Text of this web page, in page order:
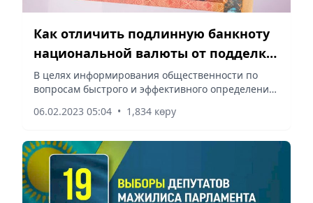
Как отличить подлинную банкноту
национальной валюты от подделки
– рекомендации Нацбанка РК
В целях информирования общественности по
вопросам быстрого и эффективного определения
тенге Нацбанком РК изготовлены обучающие
06.02.2023 05:04 • 1,834 көру